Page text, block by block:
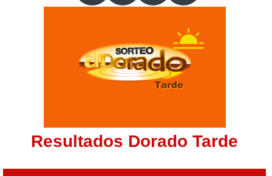
Resultados Dorado Tarde